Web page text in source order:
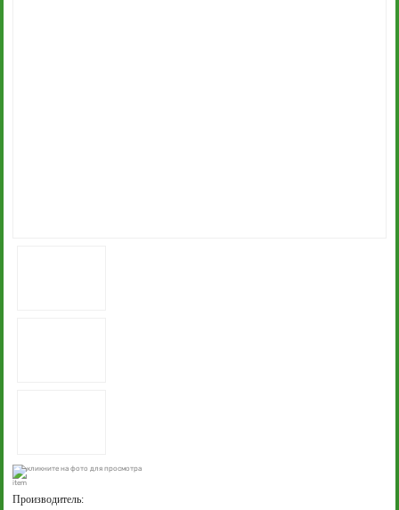
кликните на фото для просмотра
Производитель: